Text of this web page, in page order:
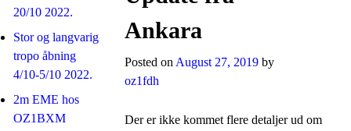
20/10 2022.
Stor og langvarig
tropo åbning
4/10-5/10 2022.
2m EME hos
OZ1BXM
Ankara
Posted on August 27, 2019 by
oz1fdh
Der er ikke kommet flere detaljer ud om